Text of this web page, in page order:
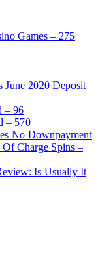
Games – 275
June 2020 Deposit
– 96
– 570
No Downpayment
Charge Spins –
Is Usually It